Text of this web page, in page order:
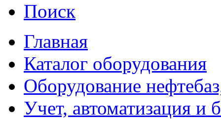
Поиск
Главная
Каталог оборудования
Оборудование
Учет, автоматизация и